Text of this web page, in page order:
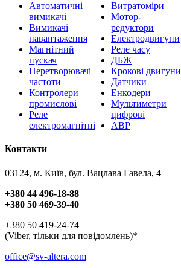
Автоматичні
вимикачі
Вимикачі
навантаження
Магнітний
пускач
Перетворювачі
частоти
Контролери
промислові
Реле
електромагнітні
Витратоміри
Мотор-
редуктори
Електродвигуни
Реле часу
ДБЖ
Крокові двигуни
Датчики
Енкодери
Мультиметри
цифрові
АВР
Контакти
03124, м. Київ, бул. Вацлава Гавела, 4
+380 44 496-18-88
+380 50 469-39-40
+380 50 419-24-74
(Viber, тільки для повідомлень)*
office@sv-altera.com